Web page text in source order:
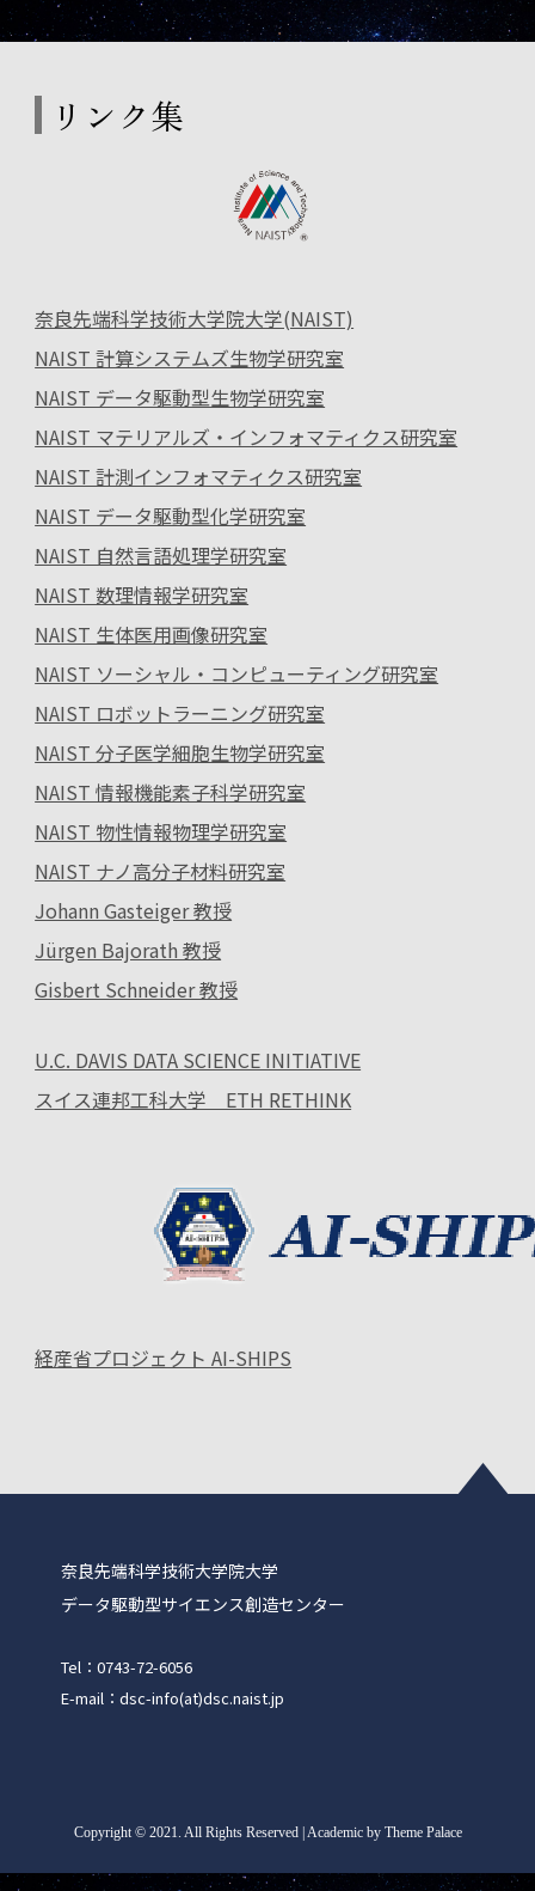
リンク集
奈良先端科学技術大学院大学(NAIST)
NAIST 計算システムズ生物学研究室
NAIST データ駆動型生物学研究室
NAIST マテリアルズ・インフォマティクス研究室
NAIST 計測インフォマティクス研究室
NAIST データ駆動型化学研究室
NAIST 自然言語処理学研究室
NAIST 数理情報学研究室
NAIST 生体医用画像研究室
NAIST ソーシャル・コンピューティング研究室
NAIST ロボットラーニング研究室
NAIST 分子医学細胞生物学研究室
NAIST 情報機能素子科学研究室
NAIST 物性情報物理学研究室
NAIST ナノ高分子材料研究室
Johann Gasteiger 教授
Jürgen Bajorath 教授
Gisbert Schneider 教授
U.C. DAVIS DATA SCIENCE INITIATIVE
スイス連邦工科大学 ETH RETHINK
経産省プロジェクト AI-SHIPS
奈良先端科学技術大学院大学
データ駆動型サイエンス創造センター
Tel：0743-72-6056
E-mail：dsc-info(at)dsc.naist.jp
Copyright©2021. All Rights Reserved | Academic by Theme Palace